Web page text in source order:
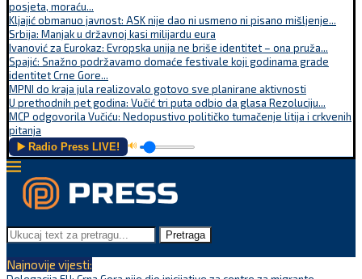
posjeta, moraću...
Kljajić obmanuo javnost: ASK nije dao ni usmeno ni pisano mišljenje...
Srbija: Manjak u državnoj kasi milijardu eura
Ivanović za Eurokaz: Evropska unija ne briše identitet – ona pruža...
Spajić: Snažno podržavamo domaće festivale koji godinama grade
identitet Crne Gore...
MPNI do kraja jula realizovalo gotovo sve planirane aktivnosti
U prethodnih pet godina: Vučić tri puta odbio da glasa Rezoluciju...
MCP odgovorila Vučiću: Nedopustivo političko tumačenje litija i crkvenih
pitanja
▶️ Radio Press LIVE! 🔊
Pretraga
Najnovije vijesti: